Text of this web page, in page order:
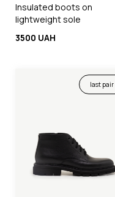
Insulated boots on
lightweight sole
3500 UAH
last pair